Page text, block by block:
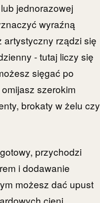
jednorazowej
wyraźną
artystyczny rządzi się
- tutaj liczy się
sięgać po
szerokim
brokaty w żelu czy
przychodzi
i dodawanie
możesz dać upust
cieni,